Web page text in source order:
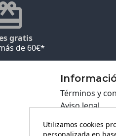
gratis
de 60€*
Términos y
Aviso legal
Política de
Utilizamos cookies